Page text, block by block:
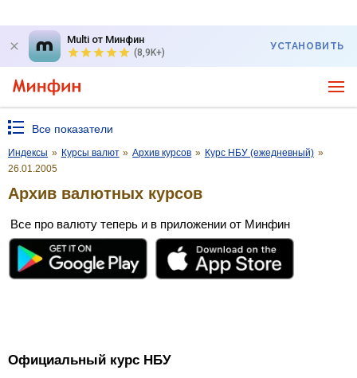
Multi от Минфин
(8,9K+)
УСТАНОВИТЬ
Все показатели
Индексы » Курсы валют » Архив курсов » Курс НБУ (ежедневный) »
26.01.2005
Архив валютных курсов
Все про валюту теперь и в приложении от Минфин
Официальный курс НБУ